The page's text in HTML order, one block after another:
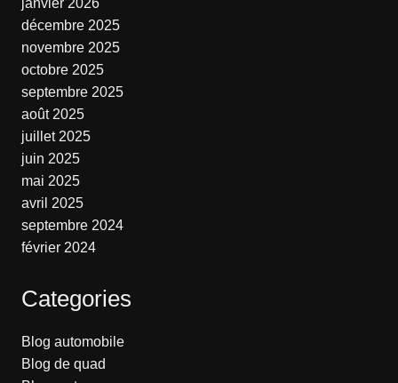
décembre 2025
novembre 2025
octobre 2025
septembre 2025
août 2025
juillet 2025
juin 2025
mai 2025
avril 2025
septembre 2024
février 2024
Categories
Blog automobile
Blog de quad